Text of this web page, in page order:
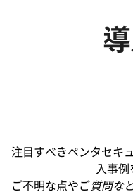
注目すべきペンタセキ
入事例
ご不明な点やご質問な